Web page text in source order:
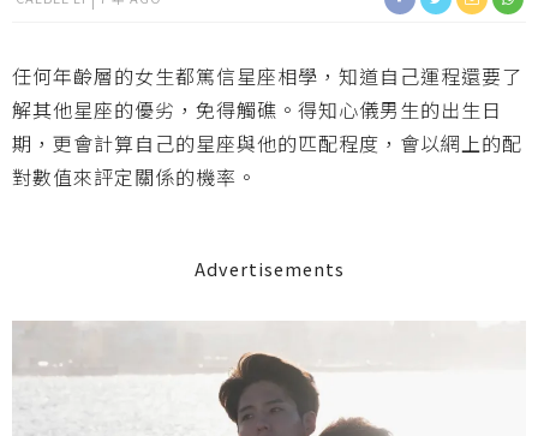
任何年齡層的女生都篤信星座相學，知道自己運程還要了
解其他星座的優劣，免得觸礁。得知心儀男生的出生日
期，更會計算自己的星座與他的匹配程度，會以網上的配
對數值來評定關係的機率。
Advertisements